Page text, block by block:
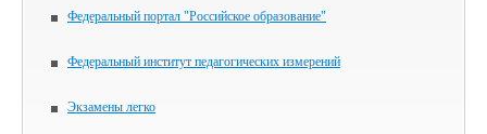
Федеральный портал "Российское образование"
Федеральный институт педагогических измерений
Экзамены легко